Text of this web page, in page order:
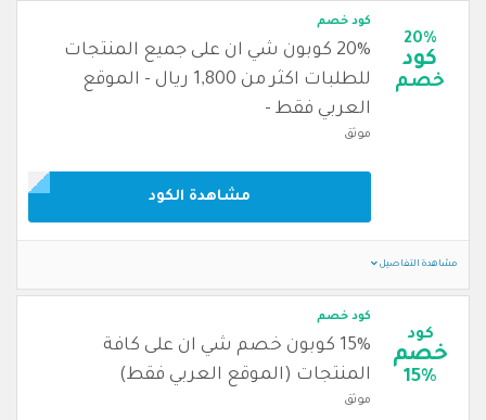
20%
كود
خصم
كود خصم
20% كوبون شي ان على جميع المنتجات
للطلبات اكثر من 1,800 ريال - الموقع
العربي فقط -
موثق
مشاهدة الكود
مشاهدة التفاصيل
كود
خصم
15%
كود خصم
15% كوبون خصم شي ان على كافة
المنتجات (الموقع العربي فقط)
موثق